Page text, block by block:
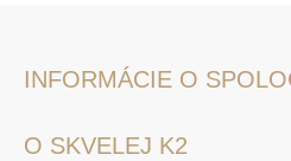
INFORMÁCIE O
O SKVELEJ K2